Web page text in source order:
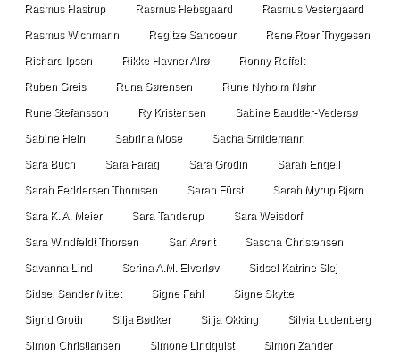
Rasmus Hastrup Rasmus Hebsgaard Rasmus Vestergaard
Rasmus Wichmann Regitze Sancoeur Rene Roer Thygesen
Richard Ipsen Rikke Havner Alrø Ronny Reffelt
Ruben Greis Runa Sørensen Rune Nyholm Nøhr
Rune Stefansson Ry Kristensen Sabine Baudtler-Vedersø
Sabine Hein Sabrina Mose Sacha Smidemann
Sara Buch Sara Farag Sara Grodin Sarah Engell
Sarah Feddersen Thomsen Sarah Fürst Sarah Myrup Bjørn
Sara K. A. Meier Sara Tanderup Sara Weisdorf
Sara Windfeldt Thorsen Sari Arent Sascha Christensen
Savanna Lind Serina A.M. Elverløv Sidsel Katrine Slej
Sidsel Sander Mittet Signe Fahl Signe Skytte
Sigrid Groth Silja Bødker Silja Okking Silvia Ludenberg
Simon Christiansen Simone Lindquist Simon Zander